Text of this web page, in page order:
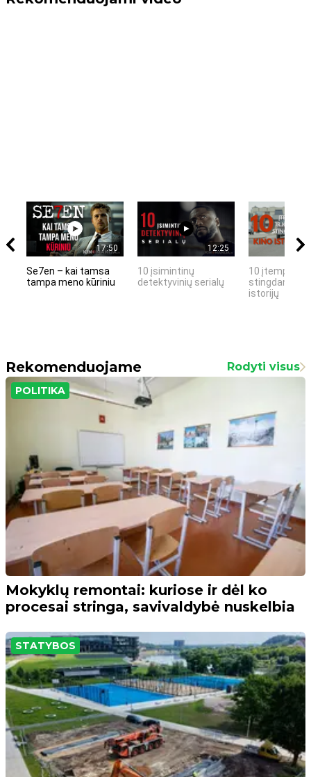
17:50
Se7en – kai tamsa
tampa meno kūriniu
12:25
10 įsimintinų
detektyvinių serialų
10 įtemptų,
stingdančių
istorijų
Rekomenduojame Rodyti visus
POLITIKA
Mokyklų remontai: kuriose ir dėl ko
procesai stringa, savivaldybė nuskelbia
STATYBOS